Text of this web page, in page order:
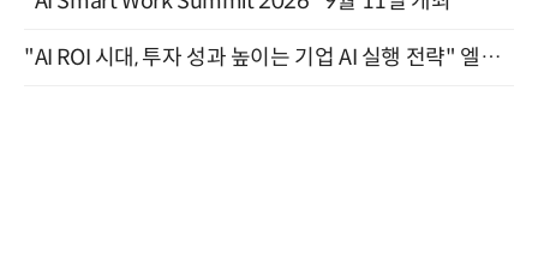
"AI ROI 시대, 투자 성과 높이는 기업 AI 실행 전략" 엘타워 6층 (9월 18일)